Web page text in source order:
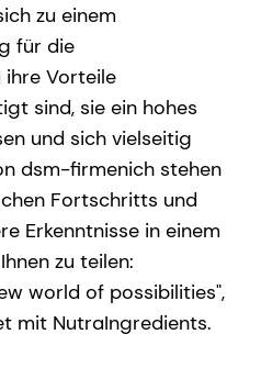
zu einem
für die
Vorteile
sind, sie ein hohes
und sich vielseitig
dsm-firmenich stehen
Fortschritts und
Erkenntnisse in einem
zu teilen:
world of possibilities",
mit NutraIngredients.